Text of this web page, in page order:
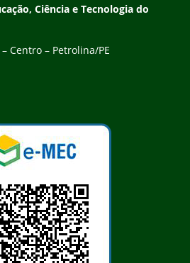
Ciência e Tecnologia do
Centro – Petrolina/PE